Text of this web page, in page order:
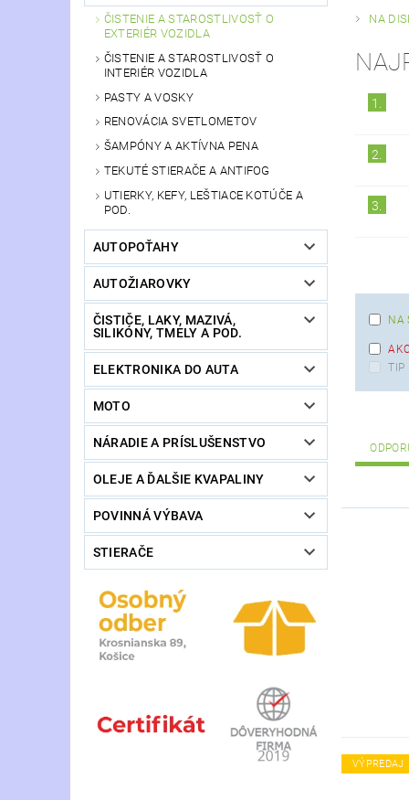
ČISTENIE A STAROSTLIVOSŤ O
EXTERIÉR VOZIDLA
ČISTENIE A STAROSTLIVOSŤ O
INTERIÉR VOZIDLA
PASTY A VOSKY
RENOVÁCIA SVETLOMETOV
ŠAMPÓNY A AKTÍVNA PENA
TEKUTÉ STIERAČE A ANTIFOG
UTIERKY, KEFY, LEŠTIACE KOTÚČE A
POD.
AUTOPOŤAHY
AUTOŽIAROVKY
ČISTIČE, LAKY, MAZIVÁ,
SILIKÓNY, TMELY A POD.
ELEKTRONIKA DO AUTA
MOTO
NÁRADIE A PRÍSLUŠENSTVO
OLEJE A ĎALŠIE KVAPALINY
POVINNÁ VÝBAVA
STIERAČE
NA
1.
2.
3.
NA
TIP
VÝPREDAJ